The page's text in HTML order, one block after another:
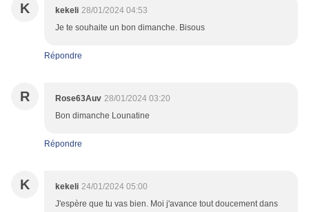
K kekeli 28/01/2024 04:53
Je te souhaite un bon dimanche. Bisous
Répondre
R Rose63Auv 28/01/2024 03:20
Bon dimanche Lounatine
Répondre
K kekeli 24/01/2024 05:00
J'espère que tu vas bien. Moi j'avance tout doucement dans